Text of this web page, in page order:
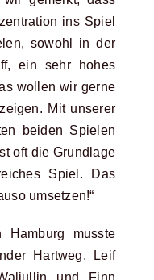
ins Spiel
sowohl in der
ein sehr hohes
wollen wir gerne
Mit unserer
beiden Spielen
oft die Grundlage
Spiel. Das
umsetzen!“
Hamburg musste
Hartweg, Leif
und Finn